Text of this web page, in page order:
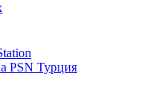
PSN Турция